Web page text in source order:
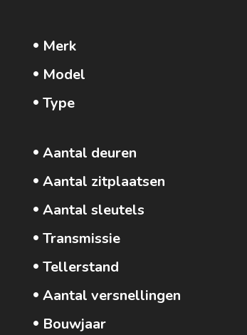
Merk
Model
Type
Aantal deuren
Aantal zitplaatsen
Aantal sleutels
Transmissie
Tellerstand
Aantal versnellingen
Bouwjaar